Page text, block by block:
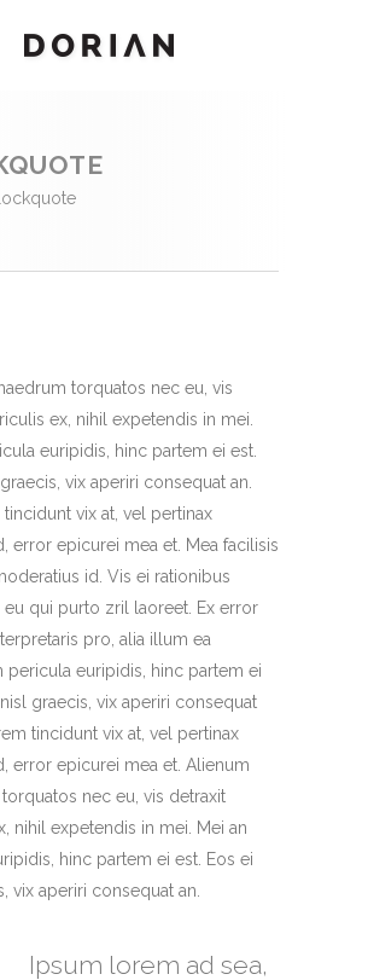
torquatos nec eu, vis
ex, nihil expetendis in mei.
euripidis, hinc partem ei est.
vix aperiri consequat an.
tincidunt vix at, vel pertinax
error epicurei mea et. Mea facilisis
id. Vis ei rationibus
eu qui purto zril laoreet. Ex error
pro, alia illum ea
pericula euripidis, hinc partem ei
graecis, vix aperiri consequat
tincidunt vix at, vel pertinax
error epicurei mea et. Alienum
nec eu, vis detraxit
nihil expetendis in mei. Mei an
hinc partem ei est. Eos ei
vix aperiri consequat an.
Ipsum lorem ad sea,